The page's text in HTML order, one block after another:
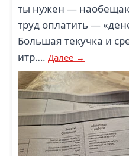
ты нужен —
труд оплатить —
Большая текучка и
итр…. Далее →